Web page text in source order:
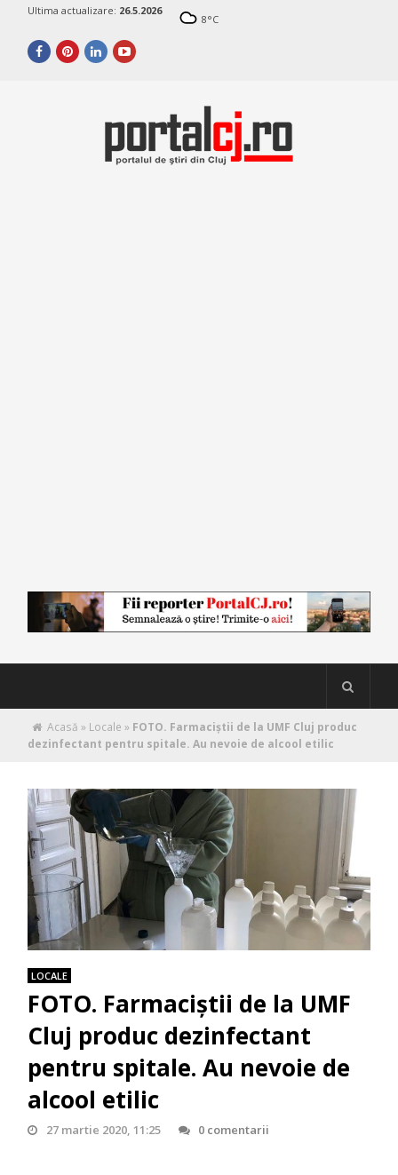
Ultima actualizare: 26.5.2026
8°C
Acasă » Locale » FOTO. Farmaciștii de la UMF Cluj produc
dezinfectant pentru spitale. Au nevoie de alcool etilic
LOCALE
FOTO. Farmaciștii de la UMF
Cluj produc dezinfectant
pentru spitale. Au nevoie de
alcool etilic
27 martie 2020, 11:25 0 comentarii